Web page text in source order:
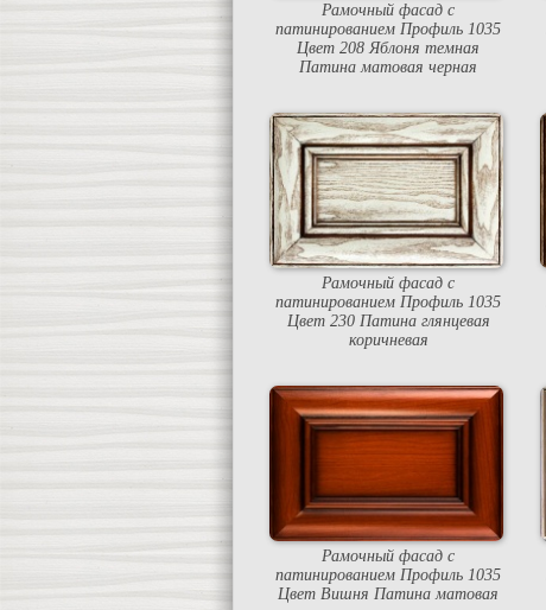
Рамочный фасад с
патинированием Профиль 1035
Цвет 208 Яблоня темная
Патина матовая черная
Рамочный фасад с
патинированием Профиль 1035
Цвет 230 Патина глянцевая
коричневая
Рамочный фасад с
патинированием Профиль 1035
Цвет Вишня Патина матовая